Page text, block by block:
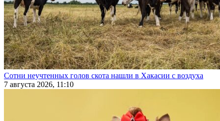
Сотни неучтенных голов скота нашли в Хакасии с воздуха
7 августа 2026, 11:10